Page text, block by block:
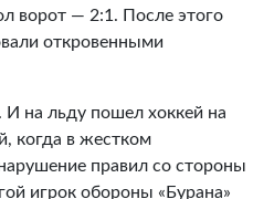
ворот — 2:1. После этого
откровенными
на льду пошел хоккей на
когда в жестком
правил со стороны
игрок обороны «Бурана»